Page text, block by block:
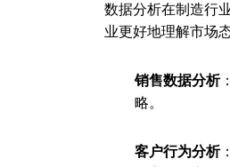
数据分析在制造行
业更好地理解市场
销售数据分析
略。
客户行为分析